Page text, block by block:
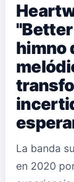
himno
La banda
en 2020